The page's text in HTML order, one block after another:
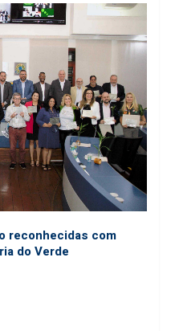
reconhecidas com
do Verde